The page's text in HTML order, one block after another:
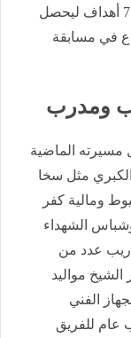
وسجل الفريق معه 27 هدف وتلقت شباكه 7 أهداف ليحصل
في مسابقة
ومدرب
الماضية
مثل سخا
ومالية كفر
الشهداء
عدد من
مواليد
الفني
عام للفريق